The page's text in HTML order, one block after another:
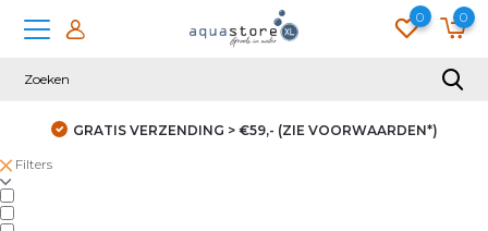
0 0
GRATIS VERZENDING > €59,- (ZIE VOORWAARDEN*)
Filters